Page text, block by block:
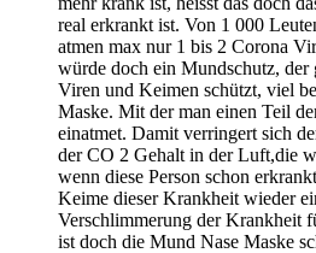
real erkrankt ist. Von 1 000
atmen max nur 1 bis 2 Corona
würde doch ein Mundschutz, der
Viren und Keimen schützt, viel
Maske. Mit der man einen Teil
einatmet. Damit verringert sich
der CO 2 Gehalt in der Luft,die
wenn diese Person schon
Keime dieser Krankheit wieder
Verschlimmerung der Krankheit
ist doch die Mund Nase Maske